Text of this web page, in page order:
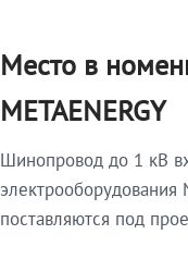
Место в
METAENERGY
Шинопровод до 1 кВ
электрооборудования
поставляются под